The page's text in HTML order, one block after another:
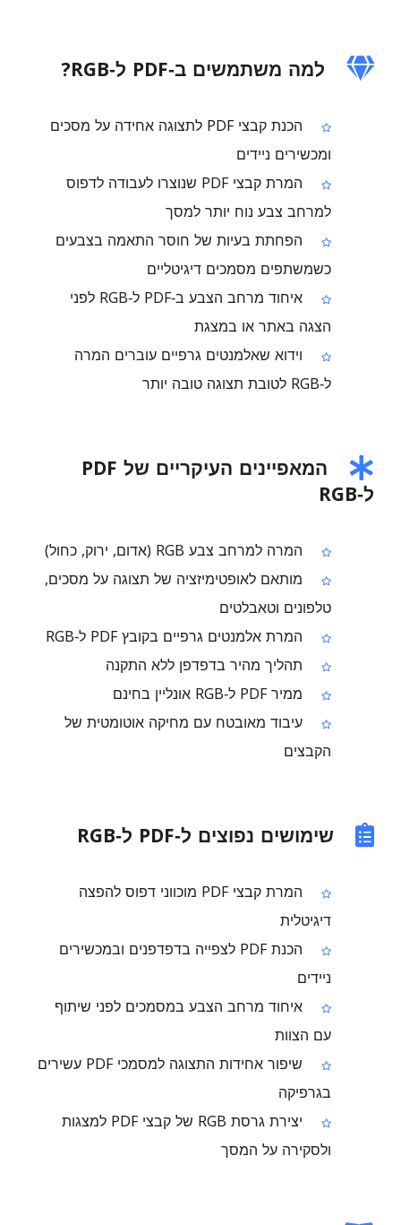
למה משתמשים ב‑PDF ל‑RGB?
הכנת קבצי PDF לתצוגה אחידה על מסכים
ומכשירים ניידים
המרת קבצי PDF שנוצרו לעבודה לדפוס
למרחב צבע נוח יותר למסך
הפחתת בעיות של חוסר התאמה בצבעים
כשמשתפים מסמכים דיגיטליים
איחוד מרחב הצבע ב‑PDF ל‑RGB לפני
הצגה באתר או במצגת
וידוא שאלמנטים גרפיים עוברים המרה
ל‑RGB לטובת תצוגה טובה יותר
המאפיינים העיקריים של PDF
ל‑RGB
המרה למרחב צבע RGB (אדום, ירוק, כחול)
מותאם לאופטימיזציה של תצוגה על מסכים,
טלפונים וטאבלטים
המרת אלמנטים גרפיים בקובץ PDF ל‑RGB
תהליך מהיר בדפדפן ללא התקנה
ממיר PDF ל‑RGB אונליין בחינם
עיבוד מאובטח עם מחיקה אוטומטית של
הקבצים
שימושים נפוצים ל‑PDF ל‑RGB
המרת קבצי PDF מוכווני דפוס להפצה
דיגיטלית
הכנת PDF לצפייה בדפדפנים ובמכשירים
ניידים
איחוד מרחב הצבע במסמכים לפני שיתוף
עם הצוות
שיפור אחידות התצוגה למסמכי PDF עשירים
בגרפיקה
יצירת גרסת RGB של קבצי PDF למצגות
ולסקירה על המסך